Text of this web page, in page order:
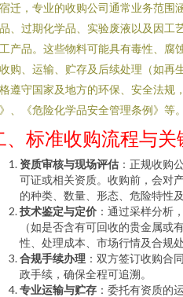
迁，专业的收购公司通常业务范围
、过期化学品、实验废液以及因工
产品。这些物料可能具有毒性、腐
购、运输、贮存及后续处理（如再
遵守国家及地方的环保、安全法规
、《危险化学品安全管理条例》等。
、标准收购流程与关
资质审核与现场评估 ：正规收购
可证或相关资质。收购前，会对
的种类、数量、形态、危险特性及
技术鉴定与定价 ：通过采样分析
（如是否含有可回收的贵金属或
性、处理成本、市场行情及合规
合规手续办理 ：双方签订收购合
政手续，确保全程可追溯。
专业运输与贮存 ：委托有资质的